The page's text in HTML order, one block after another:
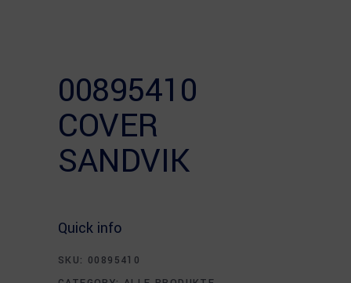
00895410
COVER
SANDVIK
Quick info
SKU: 00895410